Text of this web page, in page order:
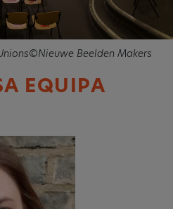
Beelden Makers
EQUIPA